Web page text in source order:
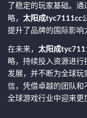
了稳定的玩家基础。
略， 太阳成tyc7111cc
提升了品牌的国际影响
在未来， 太阳成
略，持续投入资源进
发展，并不断为全球玩
信，凭借卓越的团队和
全球游戏行业中迎来更